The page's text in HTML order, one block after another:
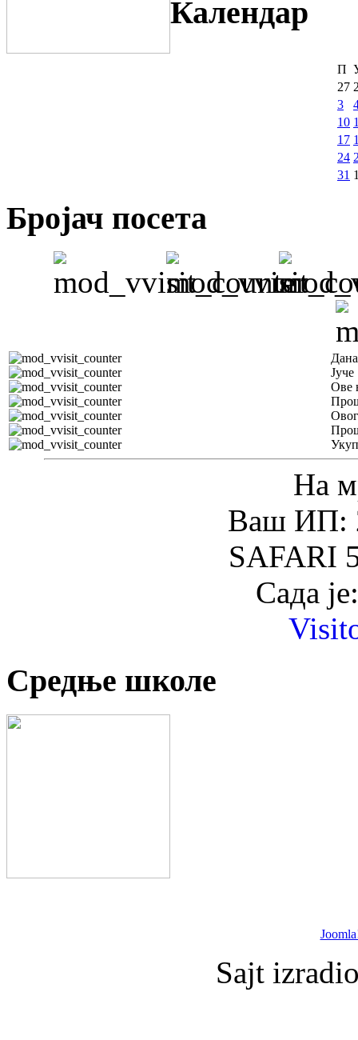
Календар
П
27
3
10
17
24
31
Бројач посета
Јуче
Ове
На
Ваш ИП:
SAFARI
Сада
Средње школе
Sajt